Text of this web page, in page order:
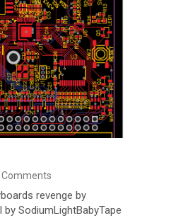
Comments
revenge by
by SodiumLightBabyTape